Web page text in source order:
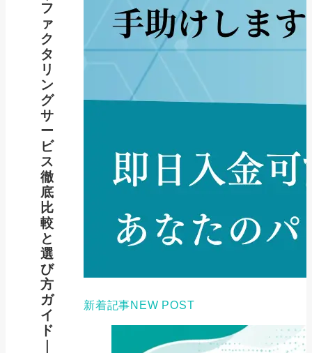
フ
ァ
ク
タ
リ
ン
グ
サ
ー
ビ
ス
徹
底
比
較
と
選
び
方
ガ
イ
ド
新着記事NEW POST